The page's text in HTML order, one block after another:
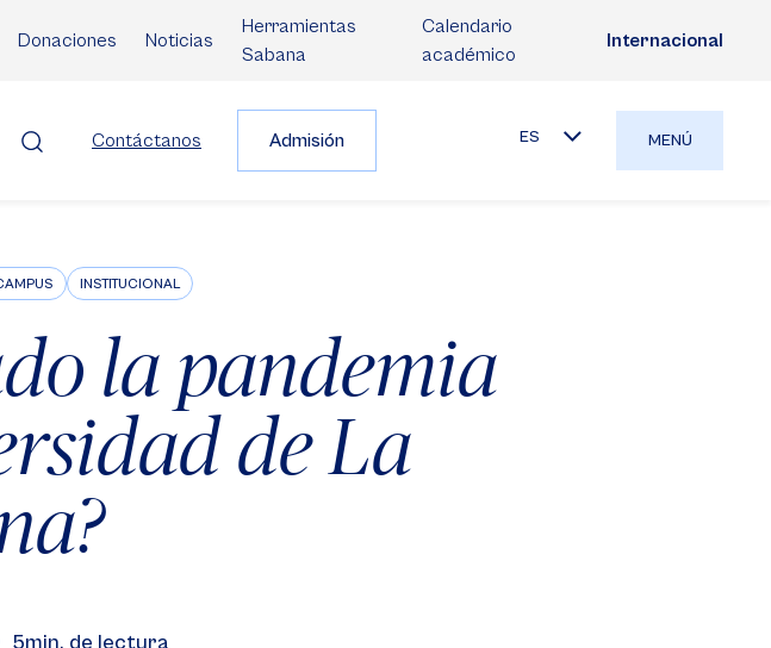
Donaciones Noticias
Herramientas
Sabana
Calendario
académico
Internacional
Contáctanos Admisión ES MENÚ
INSTITUCIONAL
la pandemia
de La
5min. de lectura